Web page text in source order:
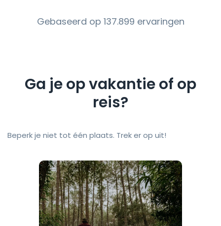
Gebaseerd op 137.899 ervaringen
Ga je op vakantie of op
reis?
Beperk je niet tot één plaats. Trek er op uit!